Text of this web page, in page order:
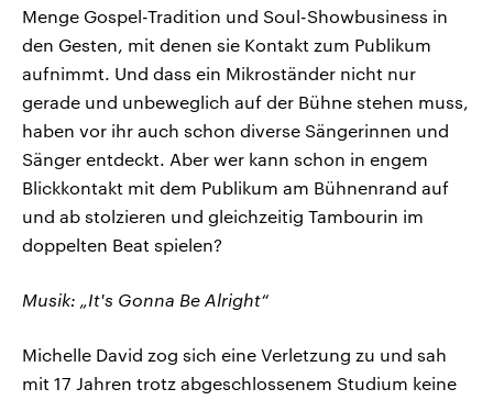
Menge Gospel-Tradition und Soul-Showbusiness in
den Gesten, mit denen sie Kontakt zum Publikum
aufnimmt. Und dass ein Mikroständer nicht nur
gerade und unbeweglich auf der Bühne stehen muss,
haben vor ihr auch schon diverse Sängerinnen und
Sänger entdeckt. Aber wer kann schon in engem
Blickkontakt mit dem Publikum am Bühnenrand auf
und ab stolzieren und gleichzeitig Tambourin im
doppelten Beat spielen?
Musik: „It's Gonna Be Alright“
Michelle David zog sich eine Verletzung zu und sah
mit 17 Jahren trotz abgeschlossenem Studium keine